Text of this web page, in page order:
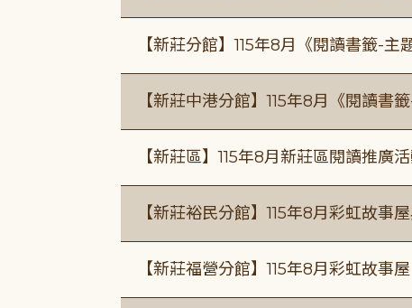
【新莊分館】115年8月《閱讀書籤-主
【新莊中港分館】115年8月《閱讀書
【新莊區】115年8月新莊區閱讀推廣
【新莊裕民分館】115年8月彩虹故事
【新莊福營分館】115年8月彩虹故事屋